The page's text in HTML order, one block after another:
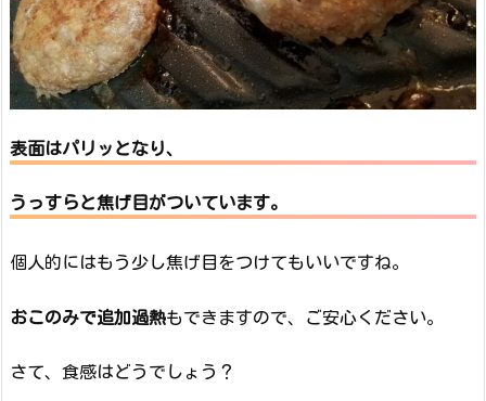
表面はパリッとなり、
うっすらと焦げ目がついています。
個人的にはもう少し焦げ目をつけてもいいですね。
おこのみで追加過熱もできますので、ご安心ください。
さて、食感はどうでしょう？